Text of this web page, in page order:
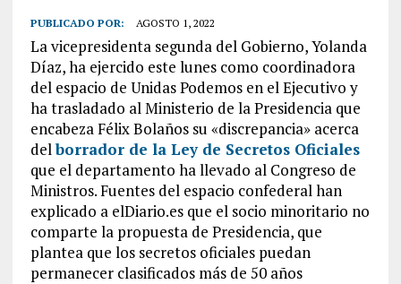
PUBLICADO POR: AGOSTO 1, 2022
La vicepresidenta segunda del Gobierno, Yolanda
Díaz, ha ejercido este lunes como coordinadora
del espacio de Unidas Podemos en el Ejecutivo y
ha trasladado al Ministerio de la Presidencia que
encabeza Félix Bolaños su «discrepancia» acerca
delborrador de la Ley de Secretos Oficiales
que el departamento ha llevado al Congreso de
Ministros. Fuentes del espacio confederal han
explicado a elDiario.es que el socio minoritario no
comparte la propuesta de Presidencia, que
plantea que los secretos oficiales puedan
permanecer clasificados más de 50 años